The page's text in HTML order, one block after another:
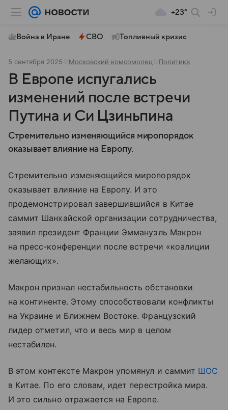
+23°
Война в Иране СВО Топливный кризис
5 сентября 2025 Московский комсомолец Политика
В Европе испугались
изменений после встречи
Путина и Си Цзиньпина
Стремительно изменяющийся миропорядок
оказывает влияние на Европу.
Стремительно изменяющийся миропорядок
оказывает влияние на Европу. И это
продемонстрировал завершившийся в Китае
саммит Шанхайской организации сотрудничества,
заявил президент Франции Эммануэль Макрон
на пресс-конференции после встречи «коалиции
желающих».
Макрон признал нестабильность обстановки
на континенте. Этому способствовали конфликты
на Украине и Ближнем Востоке. Французский
лидер отметил, что и весь мир в целом
нестабилен.
В этом контексте Макрон упомянул и саммит ШОС
в Китае. По его словам, идет перестройка мира.
И это сильно отражается на Европе.